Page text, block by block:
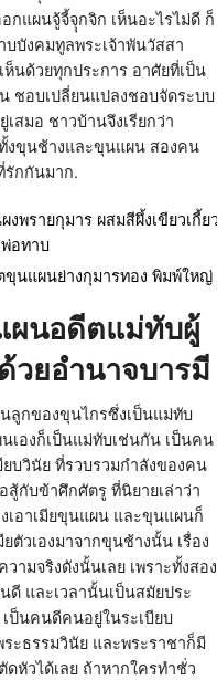
กแผนจู้จี้จุุกจิก เห็นอะไรไม่ดี ก็
บบังคมทูลพระเจ้าพันวัสสา
ห็นด้วยทุกประการ อาศัยที่เป็น
ชอบเปลี่ยนแปลงชอบจัดระบบ
สมอ ชาวบ้านจึงเรียกว่า
งขุนช้างและขุนแผน สองคน
รักกันมาก.
ผนอดีตแม่ทับผู้
วยอำนาจบารมี
ลูกของขุนไกรซึ่งเป็นแม่ทับ
เองก็เป็นแม่ทับเช่นกัน เป็นคน
ยบวินัย ที่รวบรวมกำลังของคน
สู้กับข้าศึกศัตรู ที่นิยายเล่าว่า
เอาเมียขุนแผน และขุนแผนก็
ตัวเองมาจากขุนช้างนั้น เรื่อง
ามจริงดังนั้นเลย เพราะทั้งสอง
ดี และเวลานั้นเป็นสมัยประ
ป็นคนดีคนอยู่ในระเบียบ
ะธรรมวินัย และพระราชาก็มี
ดหัวได้เลย ถ้าหากใครทำชั่ว